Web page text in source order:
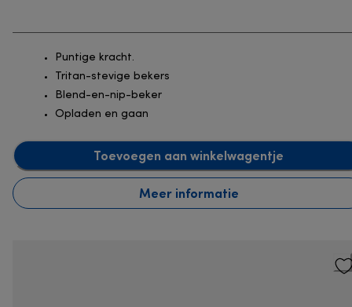
Puntige kracht.
Tritan-stevige bekers
Blend-en-nip-beker
Opladen en gaan
Toevoegen aan winkelwagentje
Meer informatie